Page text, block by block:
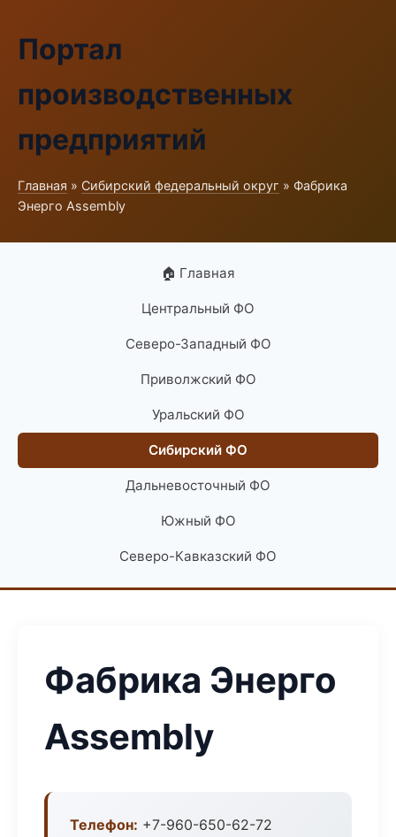
Портал
производственных
предприятий
Главная » Сибирский федеральный округ » Фабрика
Энерго Assembly
🏠 Главная
Центральный ФО
Северо-Западный ФО
Приволжский ФО
Уральский ФО
Сибирский ФО
Дальневосточный ФО
Южный ФО
Северо-Кавказский ФО
Фабрика Энерго
Assembly
Телефон: +7-960-650-62-72